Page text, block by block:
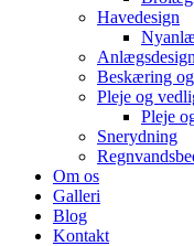
Havedesign
Anlægsdesign
Beskæring
Pleje og
Pleje
Snerydning
Om os
Galleri
Blog
Kontakt